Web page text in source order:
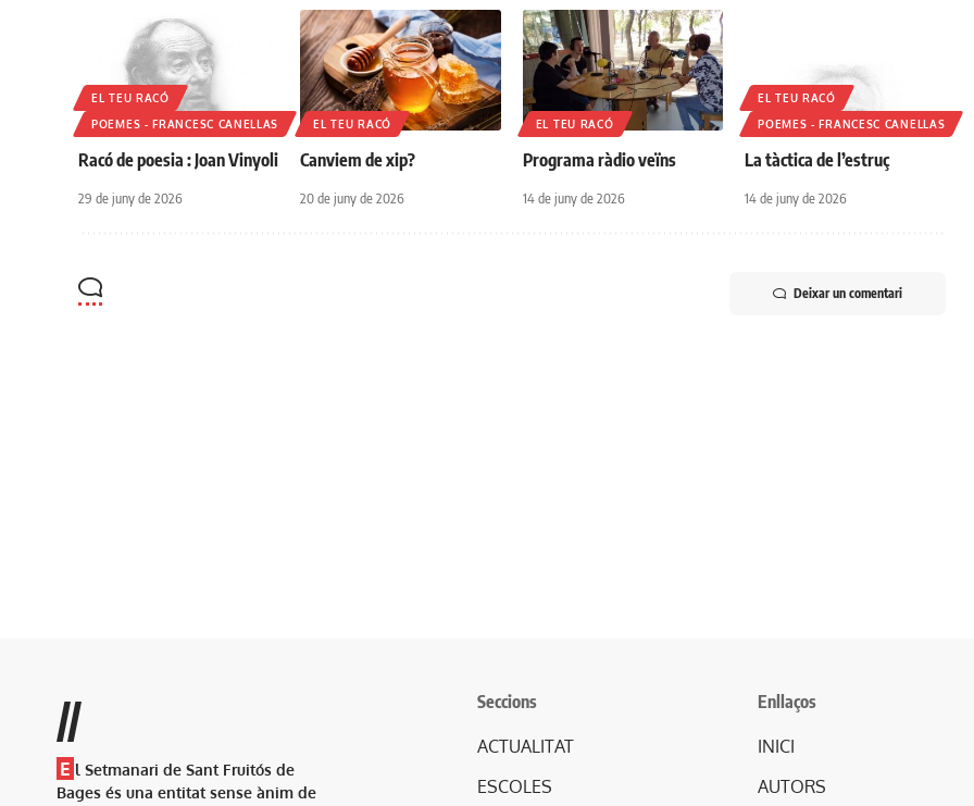
EL TEU RACÓ
POEMES - FRANCESC CANELLAS
Racó de poesia : Joan Vinyoli
29 de juny de 2026
EL TEU RACÓ
Canviem de xip?
20 de juny de 2026
EL TEU RACÓ
Programa ràdio veïns
14 de juny de 2026
EL TEU RACÓ
POEMES - FRANCESC CANELLAS
La tàctica de l’estruç
14 de juny de 2026
Deixar un comentari
//
E l Setmanari de Sant Fruitós de
Bages és una entitat sense ànim de
Seccions
ACTUALITAT
ESCOLES
Enllaços
INICI
AUTORS